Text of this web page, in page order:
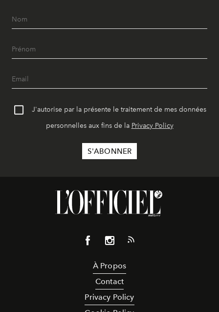
J'autorise par la présente le traitement de mes données
personnelles aux fins de la Privacy Policy
À Propos
Contact
Privacy Policy